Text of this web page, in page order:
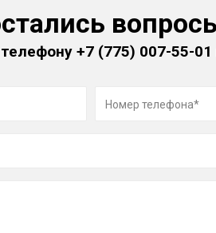
телефону+7 (775) 007-55-01